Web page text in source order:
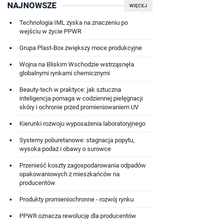
WIĘCEJ
NAJNOWSZE
Technologia IML zyska na znaczeniu po
wejściu w życie PPWR
Grupa Plast-Box zwiększy moce produkcyjne
Wojna na Bliskim Wschodzie wstrząsnęła
globalnymi rynkami chemicznymi
Beauty-tech w praktyce: jak sztuczna
inteligencja pomaga w codziennej pielęgnacji
skóry i ochronie przed promieniowaniem UV
Kierunki rozwoju wyposażenia laboratoryjnego
Systemy poliuretanowe: stagnacja popytu,
wysoka podaż i obawy o surowce
Przenieść koszty zagospodarowania odpadów
opakowaniowych z mieszkańców na
producentów
Produkty promieniochronne - rozwój rynku
PPWR oznacza rewolucję dla producentów